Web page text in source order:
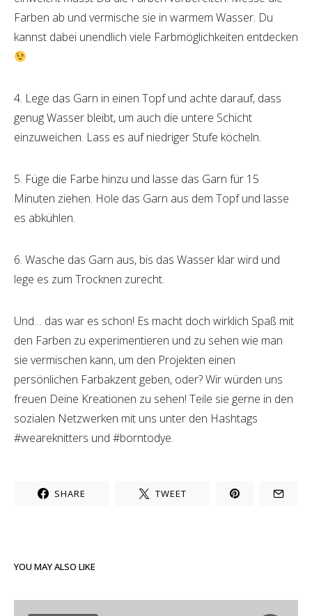
Farben ab und vermische sie in warmem Wasser. Du
kannst dabei unendlich viele Farbmöglichkeiten entdecken
4. Lege das Garn in einen Topf und achte darauf, dass
genug Wasser bleibt, um auch die untere Schicht
einzuweichen. Lass es auf niedriger Stufe köcheln.
5. Füge die Farbe hinzu und lasse das Garn für 15
Minuten ziehen. Hole das Garn aus dem Topf und lasse
es abkühlen.
6. Wasche das Garn aus, bis das Wasser klar wird und
lege es zum Trocknen zurecht.
Und… das war es schon! Es macht doch wirklich Spaß mit
den Farben zu experimentieren und zu sehen wie man
sie vermischen kann, um den Projekten einen
persönlichen Farbakzent geben, oder? Wir würden uns
freuen Deine Kreationen zu sehen! Teile sie gerne in den
sozialen Netzwerken mit uns unter den Hashtags
#weareknitters und #borntodye.
SHARE TWEET
YOU MAY ALSO LIKE